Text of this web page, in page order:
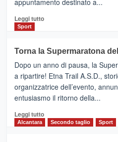
collegamenti
appuntamento destinato a...
Leggi tuttoLeggi
BROOKS
SuperMaratona
dell’Etna,
presentata
l’edizione
2026
Sport
Torna la Supermaratona
Dopo un anno di pausa, la
a ripartire! Etna Trail A.S.D.,
organizzatrice dell’evento,
entusiasmo il ritorno della...
Leggi tuttoLeggi
Alcantara Secondo taglio Sport